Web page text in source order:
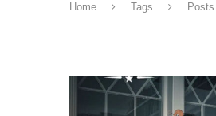
Home Tags